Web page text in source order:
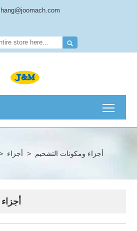

أجزاء > أجزاء ومكونات التشحيم